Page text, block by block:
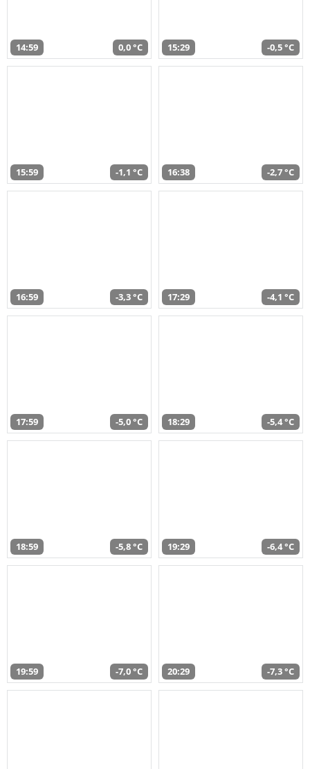
14:59 0,0 °C 15:29 -0,5 °C
15:59 -1,1 °C 16:38 -2,7 °C
16:59 -3,3 °C 17:29 -4,1 °C
17:59 -5,0 °C 18:29 -5,4 °C
18:59 -5,8 °C 19:29 -6,4 °C
19:59 -7,0 °C 20:29 -7,3 °C